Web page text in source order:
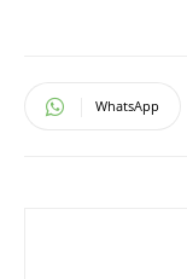
WhatsApp